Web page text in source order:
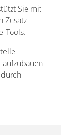
Sie mit
Zusatz­
Tools.